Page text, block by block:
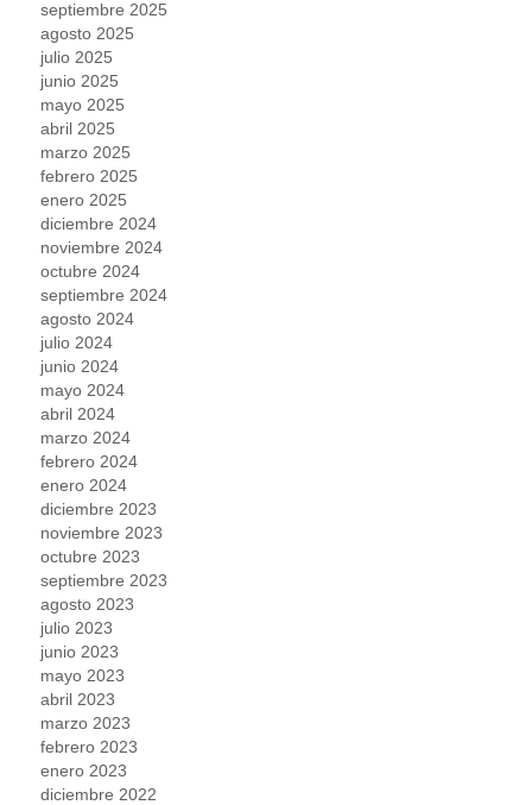
septiembre 2025
agosto 2025
julio 2025
junio 2025
mayo 2025
abril 2025
marzo 2025
febrero 2025
enero 2025
diciembre 2024
noviembre 2024
octubre 2024
septiembre 2024
agosto 2024
julio 2024
junio 2024
mayo 2024
abril 2024
marzo 2024
febrero 2024
enero 2024
diciembre 2023
noviembre 2023
octubre 2023
septiembre 2023
agosto 2023
julio 2023
junio 2023
mayo 2023
abril 2023
marzo 2023
febrero 2023
enero 2023
diciembre 2022